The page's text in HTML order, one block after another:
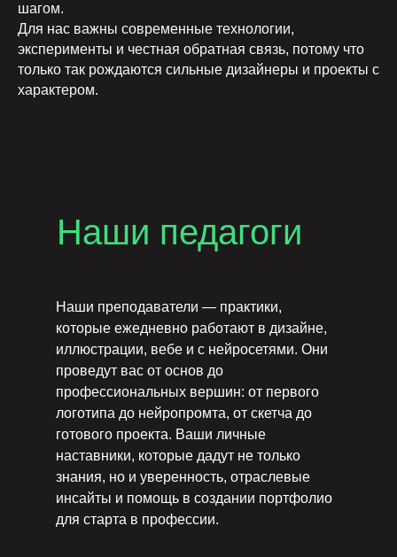
шагом.
Для нас важны современные технологии,
эксперименты и честная обратная связь, потому что
только так рождаются сильные дизайнеры и проекты с
характером.
Наши преподаватели
Наши педагоги
Наши преподаватели — практики,
которые ежедневно работают в дизайне,
иллюстрации, вебе и с нейросетями. Они
проведут вас от основ до
профессиональных вершин: от первого
логотипа до нейропромта, от скетча до
готового проекта. Ваши личные
наставники, которые дадут не только
знания, но и уверенность, отраслевые
инсайты и помощь в создании портфолио
для старта в профессии.